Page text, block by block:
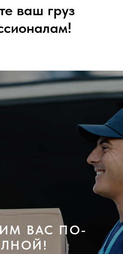
ваш груз
ВАС ПО-